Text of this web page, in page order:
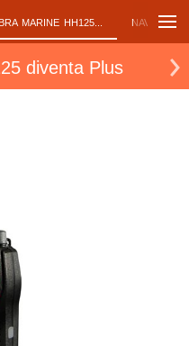
MARINE HH125...
diventa Plus